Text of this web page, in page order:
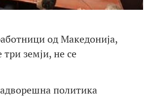
од Македонија,
земји, не се
политика